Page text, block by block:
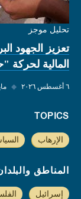
تحليل موجز
تعزيز الجهود
المالية
٦ أغسطس ٢٠٢٦ ◆
TOPICS
الإرهاب
المناطق
إسرائيل